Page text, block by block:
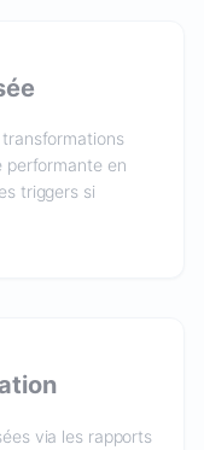
performante en
triggers si
via les rapports